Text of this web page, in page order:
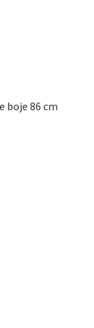
boje 86 cm